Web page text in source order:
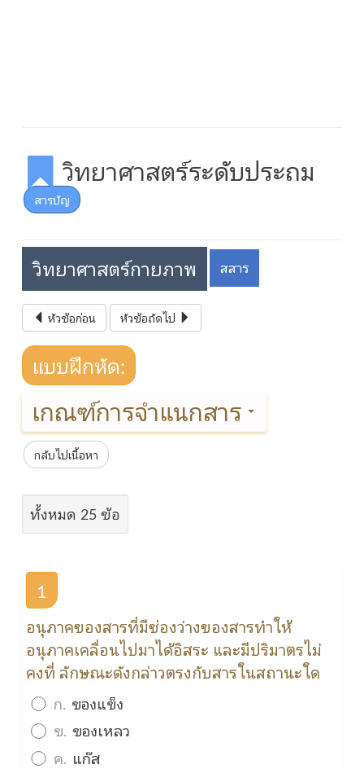
วิทยาศาสตร์ระดับประถม
สารบัญ
วิทยาศาสตร์กายภาพ สสาร
หัวข้อก่อน หัวข้อถัดไป
แบบฝึกหัด:
เกณฑ์การจำแนกสาร
กลับไปเนื้อหา
ทั้งหมด 25 ข้อ
1
อนุภาคของสารที่มีช่องว่างของสารทำให้
อนุภาคเคลื่อนไปมาได้อิสระ และมีปริมาตรไม่
คงที่ ลักษณะดังกล่าวตรงกับสารในสถานะใด
ก. ของแข็ง
ข. ของเหลว
ค. แก๊ส